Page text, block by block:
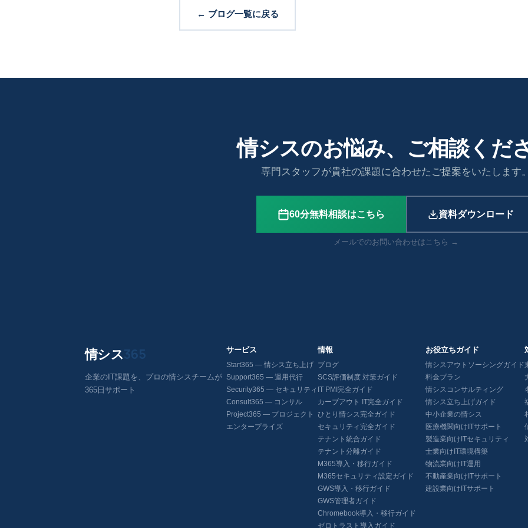
← ブログ一覧に戻る
情シスのお悩み、ご相談くだ
専門スタッフが貴社の課題に合わせたご提案をいたします
60分無料相談はこちら 資料ダウンロード
メールでのお問い合わせはこちら →
情シス365
企業のIT課題を、プロの情シスチームが
365日サポート
サービス
Start365 — 情シス立ち上げ
Support365 — 運用代行
Security365 — セキュリティ
Consult365 — コンサル
Project365 — プロジェクト
エンタープライズ
情報
ブログ
SCS評価制度 対策ガイド
IT PMI完全ガイド
カーブアウト IT完全ガイド
ひとり情シス完全ガイド
セキュリティ完全ガイド
テナント統合ガイド
テナント分離ガイド
M365導入・移行ガイド
M365セキュリティ設定ガイド
GWS導入・移行ガイド
GWS管理者ガイド
Chromebook導入・移行ガイド
ゼロトラスト導入ガイド
お役立ちガイド
情シスアウトソーシングガイド
料金プラン
情シスコンサルティング
情シス立ち上げガイド
中小企業の情シス
医療機関向けITサポート
製造業向けITセキュリティ
士業向けIT環境構築
物流業向けIT運用
不動産業向けITサポート
建設業向けITサポート